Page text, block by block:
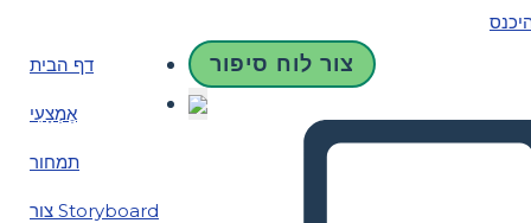
דף הבית
אֶמְצָעִי
תמחור
צור Storyboard
צור לוח סיפור